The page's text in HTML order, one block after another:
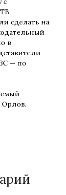
сделать на
в
— по
Орлов.